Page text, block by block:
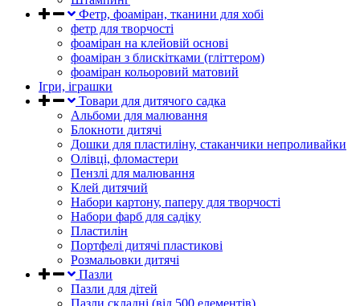
Фетр, фоаміран, тканини для хобі
фетр для творчості
фоаміран на клейовій основі
фоаміран з блискітками (гліттером)
фоаміран кольоровий матовий
Ігри, іграшки
Товари для дитячого садка
Альбоми для малювання
Блокноти дитячі
Дошки для пластиліну, стаканчики непроливайки
Олівці, фломастери
Пензлі для малювання
Клей дитячий
Набори картону, паперу для творчості
Набори фарб для садіку
Пластилін
Портфелі дитячі пластикові
Розмальовки дитячі
Пазли
Пазли для дітей
Пазли складні (від 500 елементів)